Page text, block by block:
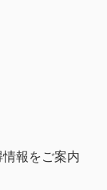
報をご案内